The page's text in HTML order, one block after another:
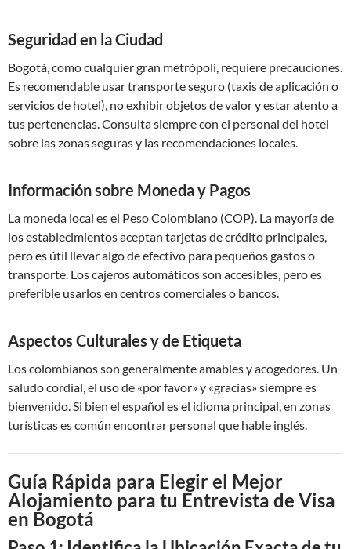
Seguridad en la Ciudad
Bogotá, como cualquier gran metrópoli, requiere precauciones.
Es recomendable usar transporte seguro (taxis de aplicación o
servicios de hotel), no exhibir objetos de valor y estar atento a
tus pertenencias. Consulta siempre con el personal del hotel
sobre las zonas seguras y las recomendaciones locales.
Información sobre Moneda y Pagos
La moneda local es el Peso Colombiano (COP). La mayoría de
los establecimientos aceptan tarjetas de crédito principales,
pero es útil llevar algo de efectivo para pequeños gastos o
transporte. Los cajeros automáticos son accesibles, pero es
preferible usarlos en centros comerciales o bancos.
Aspectos Culturales y de Etiqueta
Los colombianos son generalmente amables y acogedores. Un
saludo cordial, el uso de «por favor» y «gracias» siempre es
bienvenido. Si bien el español es el idioma principal, en zonas
turísticas es común encontrar personal que hable inglés.
Guía Rápida para Elegir el Mejor
Alojamiento para tu Entrevista de Visa
en Bogotá